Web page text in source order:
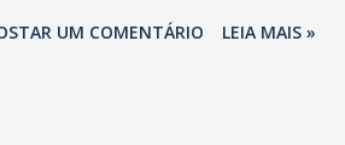
não foi anunciada oficialmente, mas
UM COMENTÁRIO LEIA MAIS »